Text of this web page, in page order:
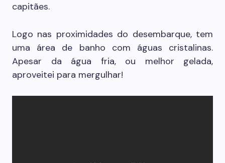
capitães.
Logo nas proximidades do desembarque, tem
uma área de banho com águas cristalinas.
Apesar da água fria, ou melhor gelada,
aproveitei para mergulhar!